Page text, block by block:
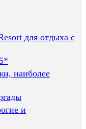
для отдыха с
наиболее
и